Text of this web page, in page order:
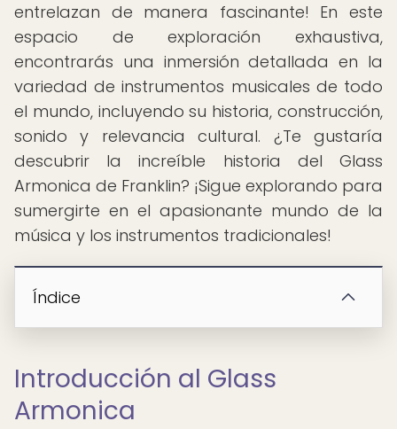
entrelazan de manera fascinante! En este
espacio de exploración exhaustiva,
encontrarás una inmersión detallada en la
variedad de instrumentos musicales de todo
el mundo, incluyendo su historia, construcción,
sonido y relevancia cultural. ¿Te gustaría
descubrir la increíble historia del Glass
Armonica de Franklin? ¡Sigue explorando para
sumergirte en el apasionante mundo de la
música y los instrumentos tradicionales!
Índice
Introducción al Glass
Armonica